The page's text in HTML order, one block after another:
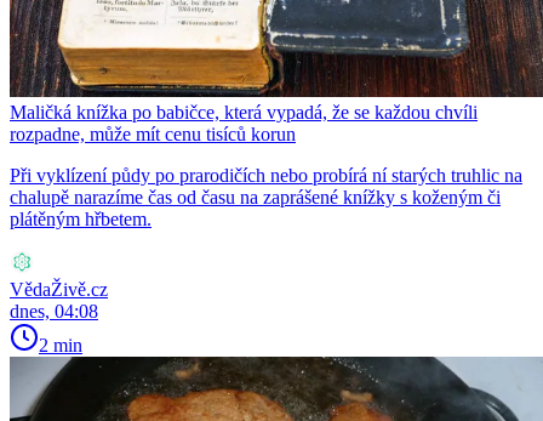
Maličká knížka po babičce, která vypadá, že se každou chvíli
rozpadne, může mít cenu tisíců korun
Při vyklízení půdy po prarodičích nebo probírá ní starých truhlic na
chalupě narazíme čas od času na zaprášené knížky s koženým či
plátěným hřbetem.
VědaŽivě.cz
dnes, 04:08
2 min